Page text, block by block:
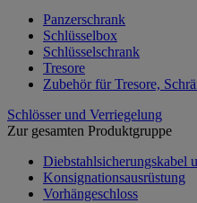
Panzerschrank
Schlüsselbox
Schlüsselschrank
Tresore
Zubehör für Tresore,
Schlösser und Verriegelung
Zur gesamten Produktgruppe
Diebstahlsicherungskabel
Konsignationsausrüstung
Vorhängeschloss